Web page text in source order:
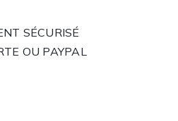
SÉCURISÉ
OU PAYPAL